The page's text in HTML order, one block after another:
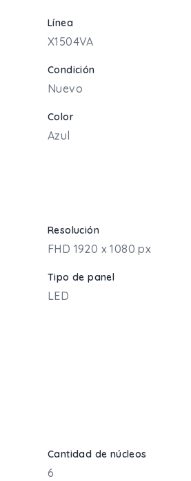
Línea
X1504VA
Condición
Nuevo
Color
Azul
Resolución
FHD 1920 x 1080 px
Tipo de panel
LED
Cantidad de núcleos
6